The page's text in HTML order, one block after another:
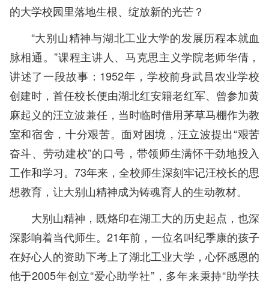
的大学校园里落地生根、绽放新的光芒？
“大别山精神与湖北工业大学的发展历程本就血
脉相通。”课程主讲人、马克思主义学院老师华倩，
讲述了一段故事：1952年，学校前身武昌农业学校
创建时，首任校长便由湖北红安籍老红军、曾参加黄
麻起义的汪立波兼任，当时临时借用茅草马棚作为教
室和宿舍，十分艰苦。面对困境，汪立波提出“艰苦
奋斗、劳动建校”的口号，带领师生满怀干劲地投入
工作和学习。73年来，全校师生深刻牢记汪校长的思
想教育，让大别山精神成为铸魂育人的生动教材。
大别山精神，既烙印在湖工大的历史起点，也深
深影响着当代师生。21年前，一位名叫纪季康的孩子
在好心人的资助下考上了湖北工业大学，心怀感恩的
他于2005年创立“爱心助学社”，多年来秉持“助学扶